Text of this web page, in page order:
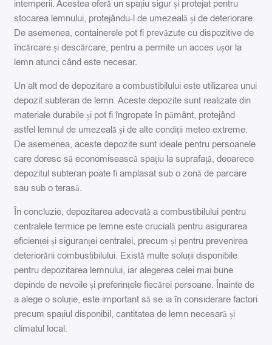
intemperii. Acestea oferă un spațiu sigur și protejat pentru
stocarea lemnului, protejându-l de umezeală și de deteriorare.
De asemenea, containerele pot fi prevăzute cu dispozitive de
încărcare și descărcare, pentru a permite un acces ușor la
lemn atunci când este necesar.
Un alt mod de depozitare a combustibilului este utilizarea unui
depozit subteran de lemn. Aceste depozite sunt realizate din
materiale durabile și pot fi îngropate în pământ, protejând
astfel lemnul de umezeală și de alte condiții meteo extreme.
De asemenea, aceste depozite sunt ideale pentru persoanele
care doresc să economisească spațiu la suprafață, deoarece
depozitul subteran poate fi amplasat sub o zonă de parcare
sau sub o terasă.
În concluzie, depozitarea adecvată a combustibilului pentru
centralele termice pe lemne este crucială pentru asigurarea
eficienței și siguranței centralei, precum și pentru prevenirea
deteriorării combustibilului. Există multe soluții disponibile
pentru depozitarea lemnului, iar alegerea celei mai bune
depinde de nevoile și preferințele fiecărei persoane. Înainte de
a alege o soluție, este important să se ia în considerare factori
precum spațiul disponibil, cantitatea de lemn necesară și
climatul local.